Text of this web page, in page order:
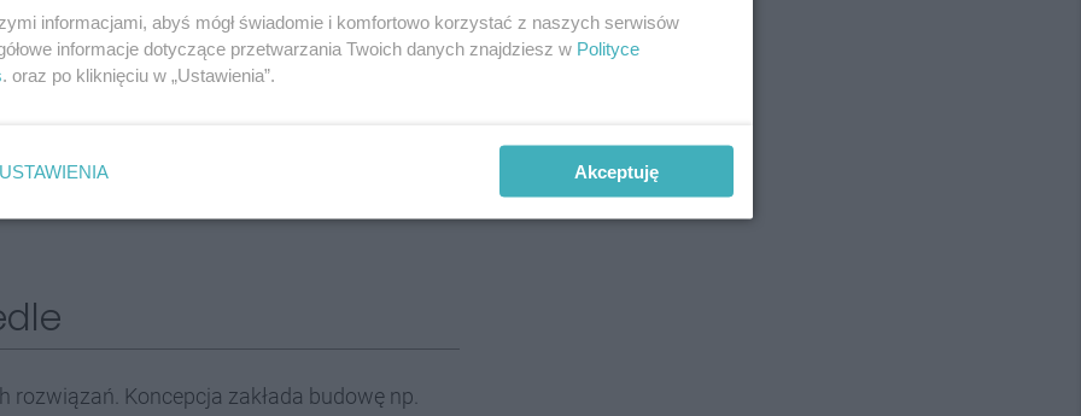
które z różnych przyczyn nie mogą lub nie
Dodatkowym atutem akurat tej inwestycji
to dobrze skomunikowane i znajdujące
komfortowym domem dla nowych
mówi prezydent Katowic Marcin Krupa.
Koncepcja zakłada budowę np.
informacjami, abyś mógł świadomie i komfortowo korzystać z naszych serwisów
informacje dotyczące przetwarzania Twoich danych znajdziesz w Polityce
. oraz po kliknięciu w „Ustawienia”.
USTAWIENIA Akceptuję